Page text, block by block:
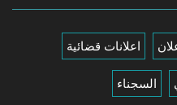
اعلانات قضائية
السجناء